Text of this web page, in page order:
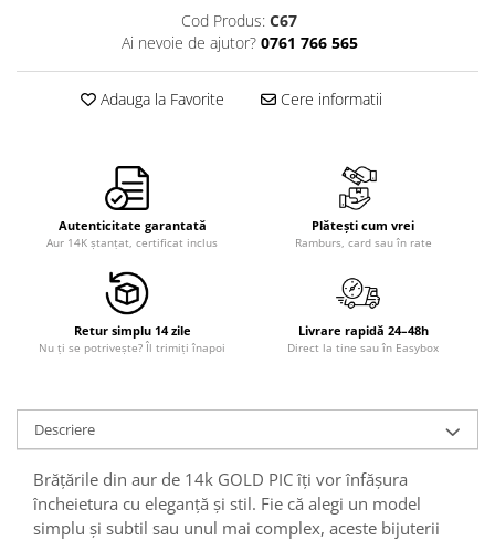
Cod Produs: C67
Ai nevoie de ajutor? 0761 766 565
Adauga la Favorite Cere informatii
Autenticitate garantată
Aur 14K ștanțat, certificat inclus
Plătești cum vrei
Ramburs, card sau în rate
Retur simplu 14 zile
Nu ți se potrivește? Îl trimiți înapoi
Livrare rapidă 24–48h
Direct la tine sau în Easybox
Descriere
Brățările din aur de 14k GOLD PIC îți vor înfășura
încheietura cu eleganță și stil. Fie că alegi un model
simplu și subtil sau unul mai complex, aceste bijuterii